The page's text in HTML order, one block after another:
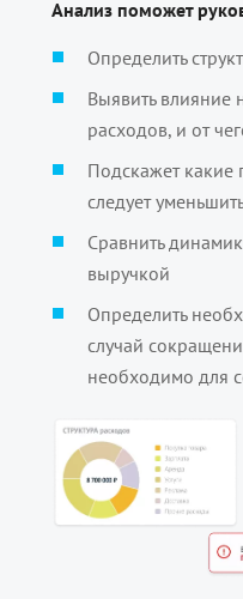
Анализ поможет
Определить
Выявить
расходов, и от
Подскажет какие
следует
Сравнить
выручкой
Определить
случай
необходимо для